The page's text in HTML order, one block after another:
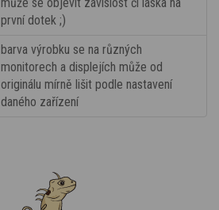
první dotek ;)
barva výrobku se na různých
monitorech a displejích může od
originálu mírně lišit podle nastavení
daného zařízení